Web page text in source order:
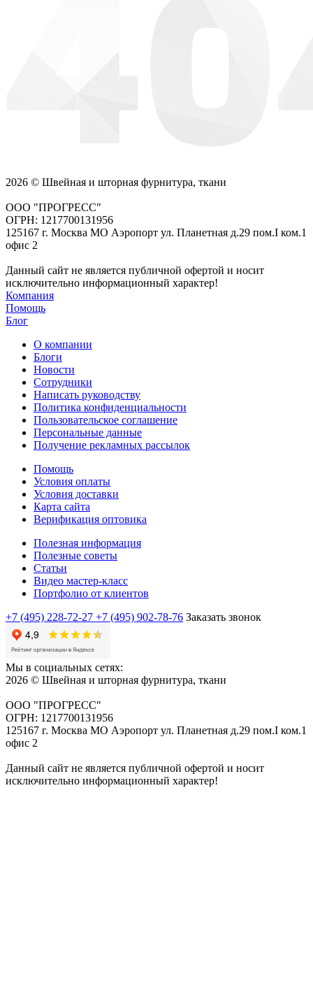
2026 © Швейная и шторная фурнитура, ткани
ООО "ПРОГРЕСС"
ОГРН: 1217700131956
125167 г. Москва МО Аэропорт ул. Планетная д.29 пом.I ком.1
офис 2
Данный сайт не является публичной офертой и носит
исключительно информационный характер!
Компания
Помощь
Блог
О компании
Блоги
Новости
Сотрудники
Написать руководству
Политика конфиденциальности
Пользовательское соглашение
Персональные данные
Получение рекламных рассылок
Помощь
Условия оплаты
Условия доставки
Карта сайта
Верификация оптовика
Полезная информация
Полезные советы
Статьи
Видео мастер-класс
Портфолио от клиентов
+7 (495) 228-72-27 +7 (495) 902-78-76 Заказать звонок
Мы в социальных сетях:
2026 © Швейная и шторная фурнитура, ткани
ООО "ПРОГРЕСС"
ОГРН: 1217700131956
125167 г. Москва МО Аэропорт ул. Планетная д.29 пом.I ком.1
офис 2
Данный сайт не является публичной офертой и носит
исключительно информационный характер!